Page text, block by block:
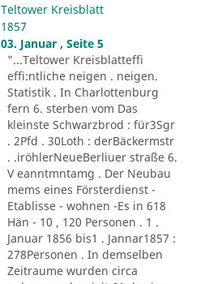
Teltower Kreisblatt
1857
03. Januar , Seite 5
"...Teltower Kreisblatteffi
effi:ntliche neigen . neigen.
Statistik . In Charlottenburg
fern 6. sterben vom Das
kleinste Schwarzbrod : für3Sgr
. 2Pfd . 30Loth : derBäckermstr
. .iröhlerNeueBerliuer straße 6.
V eanntmntamg . Der Neubau
mems eines Försterdienst -
Etablisse - wohnen -Es in 618
Hän - 10 , 120 Personen . 1 .
Januar 1856 bis1 . Jannar1857 :
278Personen . In demselben
Zeitraume wurden circa